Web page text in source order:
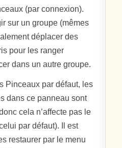
(par connexion).
sur un groupe (mêmes
déplacer des
pour les ranger
dans un autre groupe.
Pinceaux par défaut, les
dans ce panneau sont
cela n’affecte pas le
par défaut). Il est
restaurer par le menu